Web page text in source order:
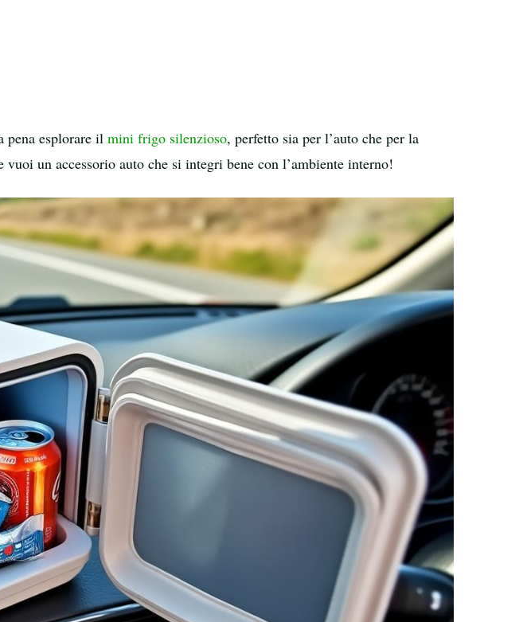
pena esplorare il mini frigo silenzioso, perfetto sia per l’auto che per la
un accessorio auto che si integri bene con l’ambiente interno!